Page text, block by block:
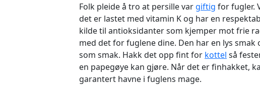
Folk pleide å tro at persille var giftig for fugler.
det er lastet med vitamin K og har en
kilde til antioksidanter som kjemper mot frie
med det for fuglene dine. Den har en lys smak
som smak. Hakk det opp fint for kottel så
en papegøye kan gjøre. Når det er finhakket,
garantert havne i fuglens mage.